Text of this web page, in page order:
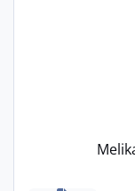
Πόσες είμαστε